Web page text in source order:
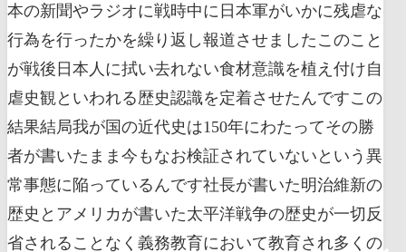
本の新聞やラジオに戦時中に日本軍がいかに残虐な
行為を行ったかを繰り返し報道させましたこのこと
が戦後日本人に拭い去れない食材意識を植え付け自
虐史観といわれる歴史認識を定着させたんですこの
結果結局我が国の近代史は150年にわたってその勝
者が書いたまま今もなお検証されていないという異
常事態に陥っているんです社長が書いた明治維新の
歴史とアメリカが書いた太平洋戦争の歴史が一切反
省されることなく義務教育において教育され多くの